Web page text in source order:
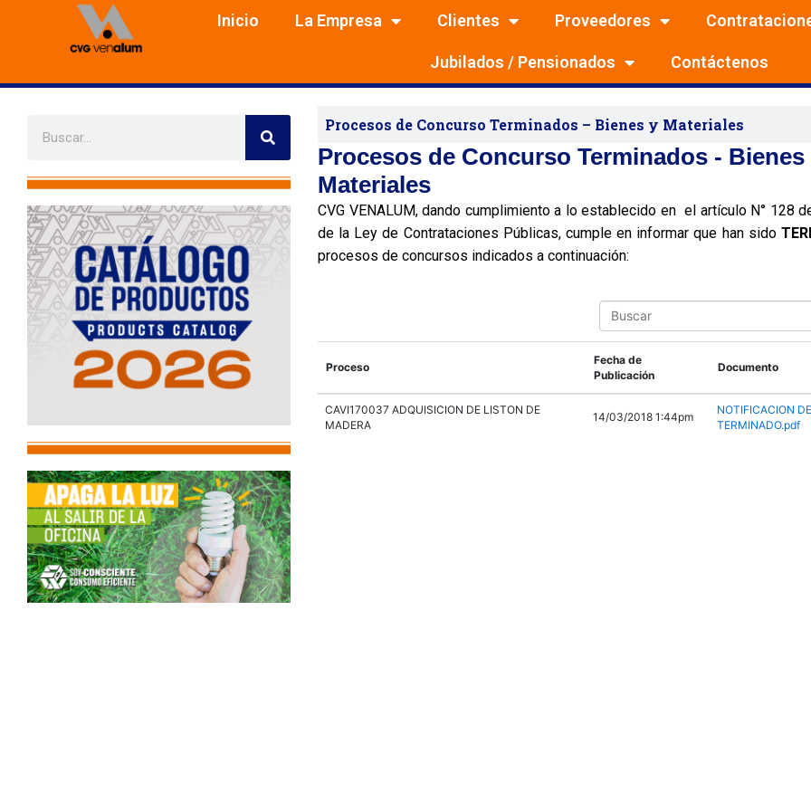
Inicio La Empresa Clientes Proveedores
Jubilados / Pensionados Contáctenos
r
c
h
S
a
r
c
h
Procesos de Concurso Terminados – Bienes y Materiales
Procesos de Concurso Terminados - Bienes
Materiales
CVG VENALUM, dando cumplimiento a lo establecido en el artículo N° 128
de la Ley de Contrataciones Públicas, cumple en informar que han sido
procesos de concursos indicados a continuación:
S
r
c
h
Proceso
Fecha de
Publicación
Documento
CAVI170037 ADQUISICION DE LISTON DE
MADERA
14/03/2018 1:44pm
NOTIFICACION DE
TERMINADO.pdf